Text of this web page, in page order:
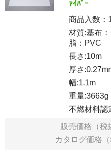
ｧｲﾊﾞｰ
商品入数：
材質:基布
脂：PVC
長さ:10m
厚さ
幅:1.1m
重量:3663g
不燃材料認
販売価格（税
カタログ価格